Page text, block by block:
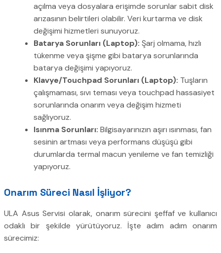
açılma veya dosyalara erişimde sorunlar sabit disk
arızasının belirtileri olabilir. Veri kurtarma ve disk
değişimi hizmetleri sunuyoruz.
Batarya Sorunları (Laptop): Şarj olmama, hızlı
tükenme veya şişme gibi batarya sorunlarında
batarya değişimi yapıyoruz.
Klavye/Touchpad Sorunları (Laptop): Tuşların
çalışmaması, sıvı teması veya touchpad hassasiyet
sorunlarında onarım veya değişim hizmeti
sağlıyoruz.
Isınma Sorunları: Bilgisayarınızın aşırı ısınması, fan
sesinin artması veya performans düşüşü gibi
durumlarda termal macun yenileme ve fan temizliği
yapıyoruz.
Onarım Süreci Nasıl İşliyor?
ULA Asus Servisi olarak, onarım sürecini şeffaf ve kullanıcı
odaklı bir şekilde yürütüyoruz. İşte adım adım onarım
sürecimiz: